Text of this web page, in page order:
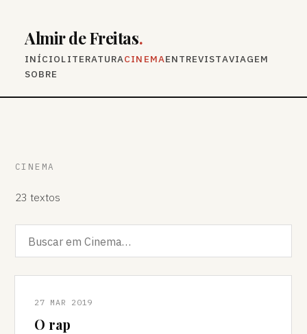
Almir de Freitas.
INÍCIOLITERATURACINEMAENTREVISTAVIAGEM
SOBRE
CINEMA
23 textos
27 MAR 2019
O rap